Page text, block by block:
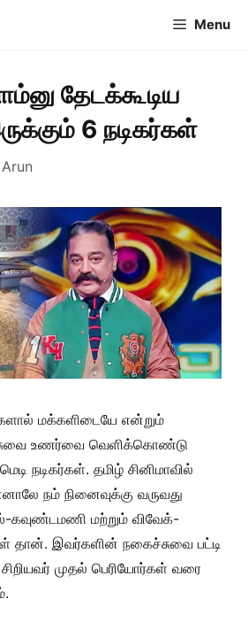
Menu
தேடக்கூடிய
6 நடிகர்கள்
Arun
மக்களிடையே என்றும்
உணர்வை வெளிக்கொண்டு
நடிகர்கள். தமிழ் சினிமாவில்
நம் நினைவுக்கு வருவது
கவுண்டமணி மற்றும் விவேக்-
தான். இவர்களின் நகைச்சுவை பட்டி
முதல் பெரியோர்கள் வரை